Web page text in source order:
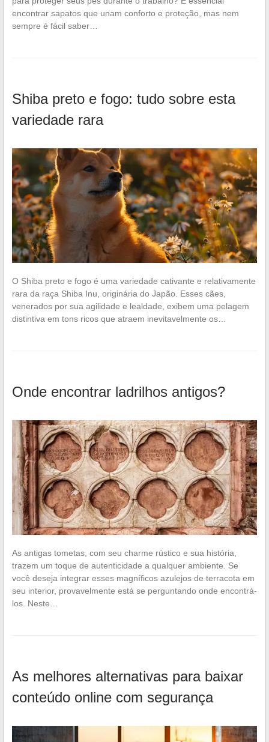
encontrar sapatos que unam conforto e proteção, mas nem
sempre é fácil saber…
Shiba preto e fogo: tudo sobre esta
variedade rara
O Shiba preto e fogo é uma variedade cativante e relativamente
rara da raça Shiba Inu, originária do Japão. Esses cães,
venerados por sua agilidade e lealdade, exibem uma pelagem
distintiva em tons ricos que atraem inevitavelmente os…
Onde encontrar ladrilhos antigos?
As antigas tometas, com seu charme rústico e sua história,
trazem um toque de autenticidade a qualquer ambiente. Se
você deseja integrar esses magníficos azulejos de terracota em
seu interior, provavelmente está se perguntando onde encontrá-
los. Neste…
As melhores alternativas para baixar
conteúdo online com segurança